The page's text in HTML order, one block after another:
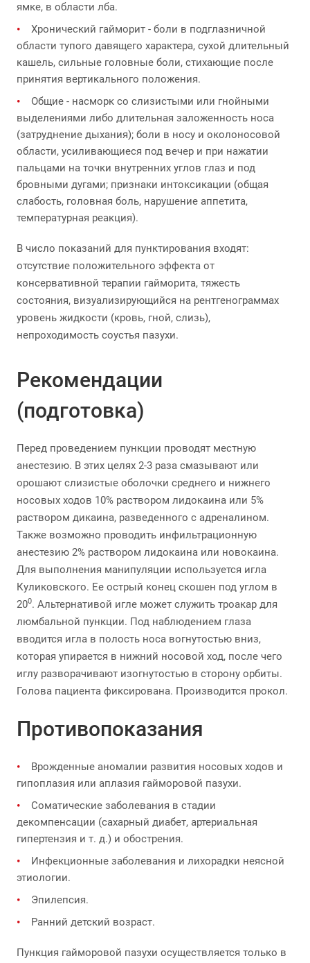
ямке, в области лба.
Хронический гайморит - боли в подглазничной
области тупого давящего характера, сухой длительный
кашель, сильные головные боли, стихающие после
принятия вертикального положения.
Общие - насморк со слизистыми или гнойными
выделениями либо длительная заложенность носа
(затруднение дыхания); боли в носу и околоносовой
области, усиливающиеся под вечер и при нажатии
пальцами на точки внутренних углов глаз и под
бровными дугами; признаки интоксикации (общая
слабость, головная боль, нарушение аппетита,
температурная реакция).
В число показаний для пунктирования входят:
отсутствие положительного эффекта от
консервативной терапии гайморита, тяжесть
состояния, визуализирующийся на рентгенограммах
уровень жидкости (кровь, гной, слизь),
непроходимость соустья пазухи.
Рекомендации
(подготовка)
Перед проведением пункции проводят местную
анестезию. В этих целях 2-3 раза смазывают или
орошают слизистые оболочки среднего и нижнего
носовых ходов 10% раствором лидокаина или 5%
раствором дикаина, разведенного с адреналином.
Также возможно проводить инфильтрационную
анестезию 2% раствором лидокаина или новокаина.
Для выполнения манипуляции используется игла
Куликовского. Ее острый конец скошен под углом в
200. Альтернативой игле может служить троакар для
люмбальной пункции. Под наблюдением глаза
вводится игла в полость носа вогнутостью вниз,
которая упирается в нижний носовой ход, после чего
иглу разворачивают изогнутостью в сторону орбиты.
Голова пациента фиксирована. Производится прокол.
Противопоказания
Врожденные аномалии развития носовых ходов и
гипоплазия или аплазия гайморовой пазухи.
Соматические заболевания в стадии
декомпенсации (сахарный диабет, артериальная
гипертензия и т. д.) и обострения.
Инфекционные заболевания и лихорадки неясной
этиологии.
Эпилепсия.
Ранний детский возраст.
Пункция гайморовой пазухи осуществляется только в